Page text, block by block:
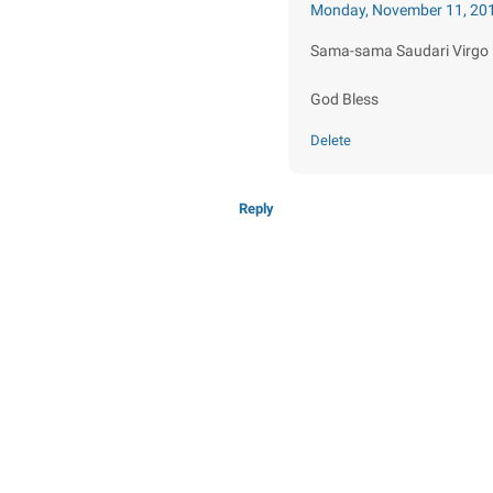
Monday, November 11,
Sama-sama Saudari Virgo
God Bless
Delete
Reply